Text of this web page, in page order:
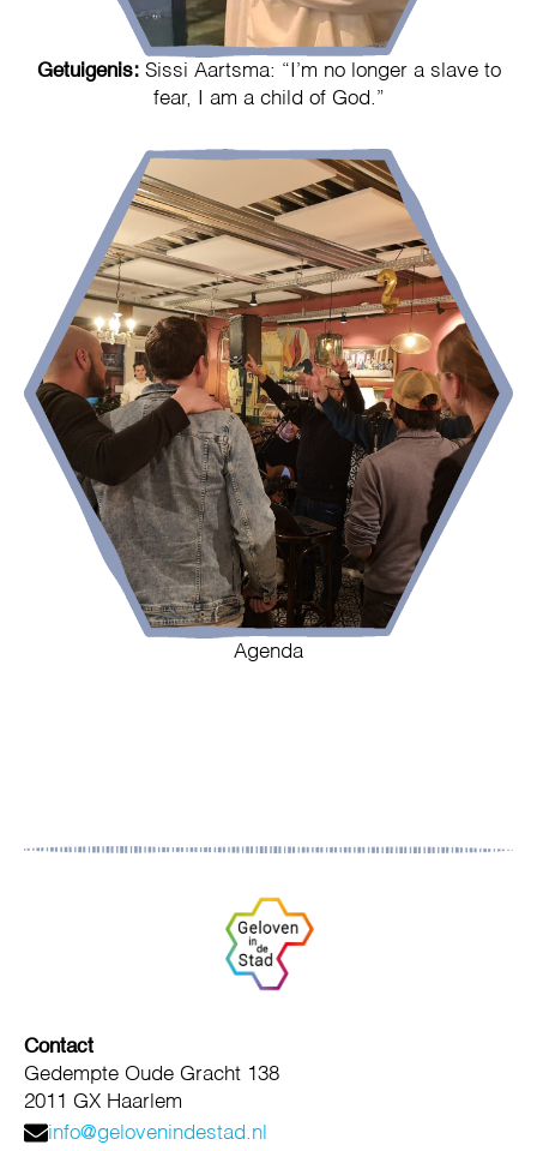
Getuigenis: Sissi Aartsma: “I’m no longer a slave to
fear, I am a child of God.”
Agenda
Contact
Gedempte Oude Gracht 138
2011 GX Haarlem
info@gelovenindestad.nl